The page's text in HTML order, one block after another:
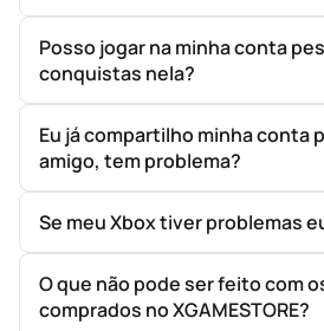
Posso jogar na minha conta
conquistas nela?
Eu já compartilho minha conta
amigo, tem problema?
Se meu Xbox tiver problemas
O que não pode ser feito com
comprados no XGAMESTORE?